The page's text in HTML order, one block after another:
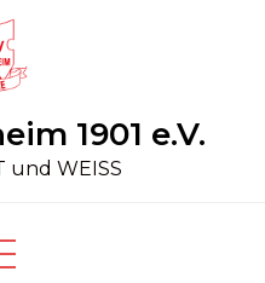
1901 e.V.
und WEISS